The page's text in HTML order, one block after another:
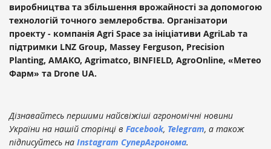
виробництва та збільшення врожайності за допомогою
технологій точного землеробства. Організатори
проекту - компанія Agri Space за ініціативи AgriLab та
підтримки LNZ Group, Massey Ferguson, Precision
Planting, АМАКО, Agrimatco, BINFIELD, AgroOnline, «Метео
Фарм» та Drone UA.
Дізнавайтесь першими найсвіжіші агрономічні новини
України на нашій сторінці в Facebook, Telegram, а також
підписуйтесь на Instagram СуперАгронома.